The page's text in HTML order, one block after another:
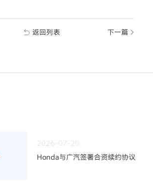
返回列表 下一篇
2026-07-20
Honda与广汽签署合资续约协议